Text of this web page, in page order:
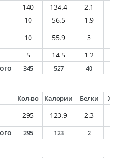
140 134.4 2.1
10 56.5 1.9
10 55.9 3
5 14.5 1.2
345 527 40
Кол-во Калории Белки
295 123.9 2.3
295 123 2